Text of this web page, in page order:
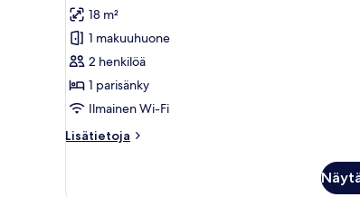
Kahden
hengen
deluxe-
huone,
1
parisänky
kuvat
arvostelua)
18 m²
1 makuuhuone
2 henkilöä
1 parisänky
Ilmainen Wi-Fi
Lisätietoja
Lisätietoja